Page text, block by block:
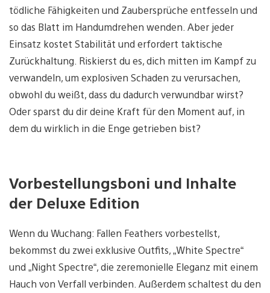
tödliche Fähigkeiten und Zaubersprüche entfesseln und
so das Blatt im Handumdrehen wenden. Aber jeder
Einsatz kostet Stabilität und erfordert taktische
Zurückhaltung. Riskierst du es, dich mitten im Kampf zu
verwandeln, um explosiven Schaden zu verursachen,
obwohl du weißt, dass du dadurch verwundbar wirst?
Oder sparst du dir deine Kraft für den Moment auf, in
dem du wirklich in die Enge getrieben bist?
Vorbestellungsboni und Inhalte
der Deluxe Edition
Wenn du Wuchang: Fallen Feathers vorbestellst,
bekommst du zwei exklusive Outfits, „White Spectre“
und „Night Spectre“, die zeremonielle Eleganz mit einem
Hauch von Verfall verbinden. Außerdem schaltest du den